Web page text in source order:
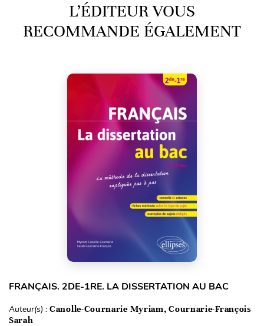
L’ÉDITEUR VOUS
RECOMMANDE ÉGALEMENT
FRANÇAIS. 2DE-1RE. LA DISSERTATION AU BAC
Auteur(s) : Canolle-Cournarie Myriam, Cournarie-François
Sarah